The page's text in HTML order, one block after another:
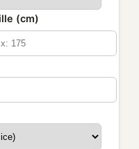
(cm)